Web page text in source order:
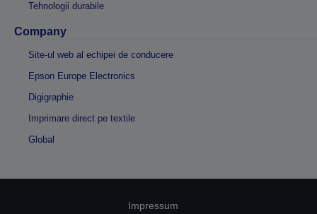
Tehnologii durabile
Company
Site-ul web al echipei de conducere
Epson Europe Electronics
Digigraphie
Imprimare direct pe textile
Global
Impressum